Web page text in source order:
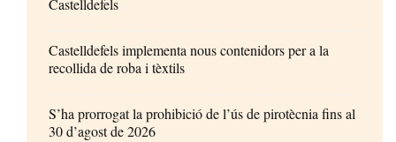
Castelldefels
Castelldefels implementa nous contenidors per a la
recollida de roba i tèxtils
S’ha prorrogat la prohibició de l’ús de pirotècnia fins al
30 d’agost de 2026